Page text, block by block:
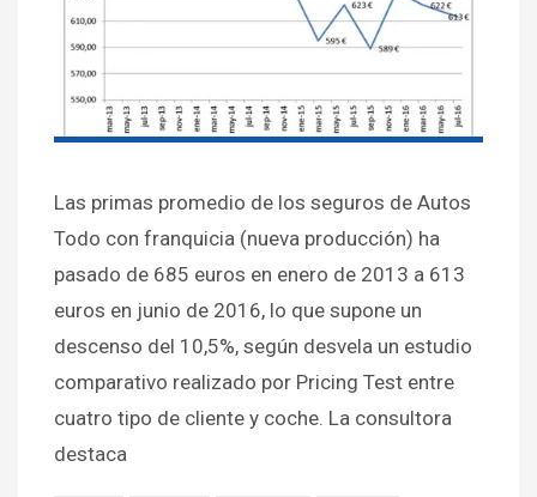
Las primas promedio de los seguros de Autos
Todo con franquicia (nueva producción) ha
pasado de 685 euros en enero de 2013 a 613
euros en junio de 2016, lo que supone un
descenso del 10,5%, según desvela un estudio
comparativo realizado por Pricing Test entre
cuatro tipo de cliente y coche. La consultora
destaca